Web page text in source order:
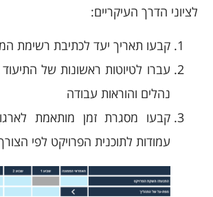
לציוני הדרך העיקריים:
קבעו תאריך יעד לכתיבת רשימת
עברו לטיוטות ראשונות של
נהלים והוראות עבודה
קבעו מסגרת זמן מותאמת
עמודות לתוכנית הפרויקט לפי